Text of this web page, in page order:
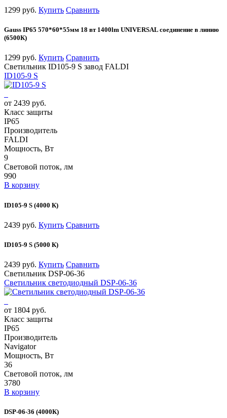
1299 руб. Купить Сравнить
Gauss IP65 570*60*55мм 18 вт 1400lm UNIVERSAL соединение в линию
(6500К)
1299 руб. Купить Сравнить
Светильник ID105-9 S завод FALDI
ID105-9 S
от 2439 руб.
Класс защиты
IP65
Производитель
FALDI
Мощность, Вт
9
Световой поток, лм
990
В корзину
ID105-9 S (4000 К)
2439 руб. Купить Сравнить
ID105-9 S (5000 К)
2439 руб. Купить Сравнить
Светильник DSP-06-36
Светильник светодиодный DSP-06-36
от 1804 руб.
Класс защиты
IP65
Производитель
Navigator
Мощность, Вт
36
Световой поток, лм
3780
В корзину
DSP-06-36 (4000К)